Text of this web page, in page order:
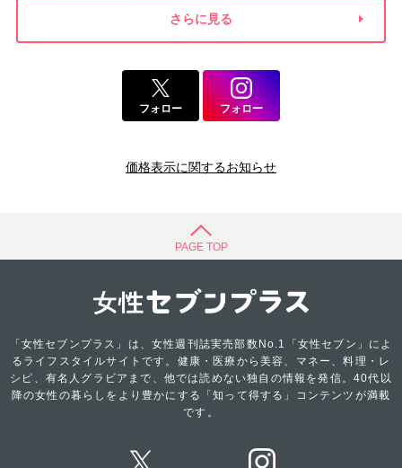
さらに見る
フォロー フォロー
価格表示に関するお知らせ
PAGE TOP
「女性セブンプラス」は、女性週刊誌実売部数No.1「女性セブン」によ
るライフスタイルサイトです。健康・医療から美容、マネー、料理・レ
シピ、有名人グラビアまで、他では読めない独自の情報を発信。40代以
降の女性の暮らしをより豊かにする「知って得する」コンテンツが満載
です。